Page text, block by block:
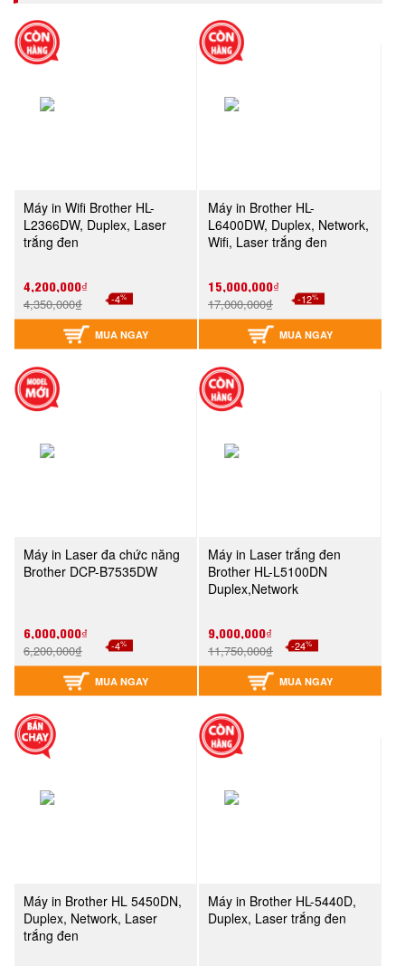
Máy in Wifi Brother HL-
L2366DW, Duplex, Laser
trắng đen
4,200,000₫
4,350,000₫ -4%
MUA NGAY
Máy in Brother HL-
L6400DW, Duplex, Network,
Wifi, Laser trắng đen
15,000,000₫
17,000,000₫ -12%
MUA NGAY
Máy in Laser đa chức năng
Brother DCP-B7535DW
6,000,000₫
6,200,000₫ -4%
MUA NGAY
Máy in Laser trắng đen
Brother HL-L5100DN
Duplex,Network
9,000,000₫
11,750,000₫ -24%
MUA NGAY
Máy in Brother HL 5450DN,
Duplex, Network, Laser
trắng đen
Máy in Brother HL-5440D,
Duplex, Laser trắng đen